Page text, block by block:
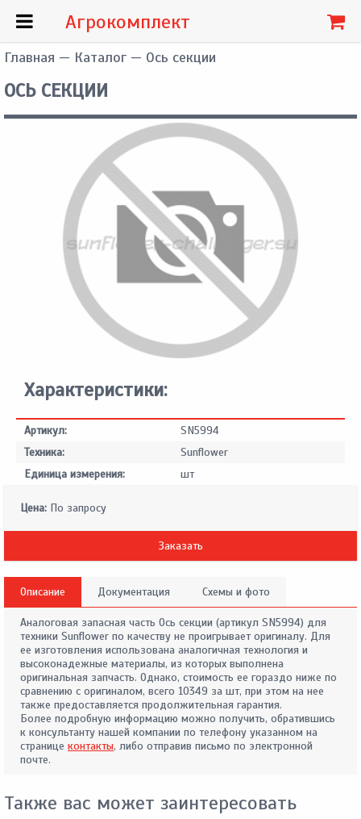
Главная — Каталог — Ось секции
ОСЬ СЕКЦИИ
Характеристики:
Артикул:
SN5994
Техника:
Sunflower
Единица измерения:
шт
Цена: По запросу
Заказать
Описание Документация Схемы и фото
Аналоговая запасная часть Ось секции (артикул SN5994) для
техники Sunflower по качеству не проигрывает оригиналу. Для
ее изготовления использована аналогичная технология и
высоконадежные материалы, из которых выполнена
оригинальная запчасть. Однако, стоимость ее гораздо ниже по
сравнению с оригиналом, всего 10349 за шт, при этом на нее
также предоставляется продолжительная гарантия.
Более подробную информацию можно получить, обратившись
к консультанту нашей компании по телефону указанном на
странице контакты, либо отправив письмо по электронной
почте.
Также вас может заинтересовать
Агрокомплект